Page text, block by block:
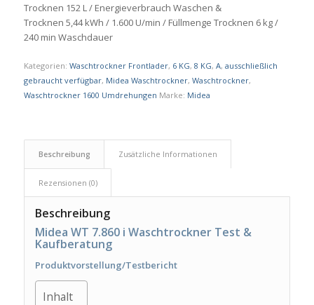
Trocknen 152 L / Energieverbrauch Waschen &
Trocknen 5,44 kWh / 1.600 U/min / Füllmenge Trocknen 6 kg /
240 min Waschdauer
Kategorien: Waschtrockner Frontlader, 6 KG, 8 KG, A, ausschließlich
gebraucht verfügbar, Midea Waschtrockner, Waschtrockner,
Waschtrockner 1600 Umdrehungen Marke: Midea
Beschreibung Zusätzliche Informationen
Rezensionen (0)
Beschreibung
Midea WT 7.860 i Waschtrockner Test &
Kaufberatung
Produktvorstellung/Testbericht
Inhalt